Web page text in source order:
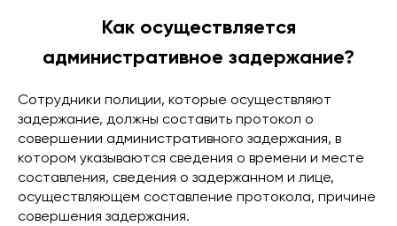
Как осуществляется
административное задержание?
Сотрудники полиции, которые осуществляют
задержание, должны составить протокол о
совершении административного задержания, в
котором указываются сведения о времени и месте
составления, сведения о задержанном и лице,
осуществляющем составление протокола, причине
совершения задержания.